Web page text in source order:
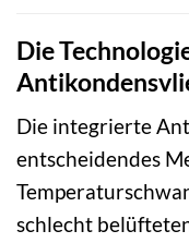
Die
Die integrierte
entscheidendes
schlecht